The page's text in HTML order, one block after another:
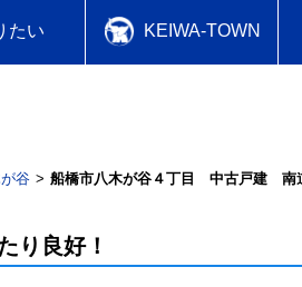
たい KEIWA-TOWN
谷
船橋市八木が谷４丁目 中古戸建 南
り良好！